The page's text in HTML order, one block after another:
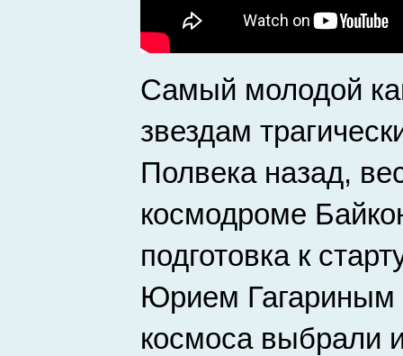
Самый молодой
звездам
Полвека назад,
космодроме
подготовка к
Юрием Гагариным
космоса выбрали